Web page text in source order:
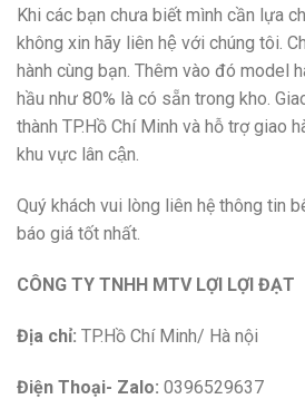
Khi các bạn chưa biết mình cần lựa
không xin hãy liên hệ với chúng tôi.
hành cùng bạn. Thêm vào đó model
hầu như 80% là có sẵn trong kho.
thành TP.Hồ Chí Minh và hỗ trợ giao
khu vực lân cận.
Quý khách vui lòng liên hệ thông tin
báo giá tốt nhất.
CÔNG TY TNHH MTV LỢI LỢI ĐẠT
Địa chỉ: TP.Hồ Chí Minh/ Hà nội
Điện Thoại- Zalo: 0396529637